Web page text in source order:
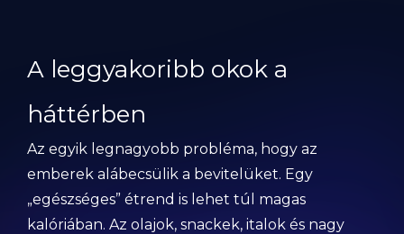
A leggyakoribb okok a
háttérben
Az egyik legnagyobb probléma, hogy az
emberek alábecsülik a bevitelüket. Egy
„egészséges” étrend is lehet túl magas
kalóriában. Az olajok, snackek, italok és nagy